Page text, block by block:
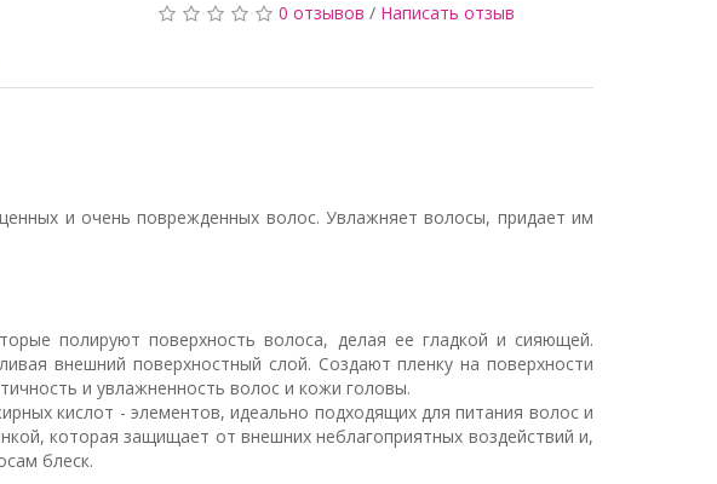
0 отзывов / Написать отзыв
и очень поврежденных волос. Увлажняет волосы, придает им
полируют поверхность волоса, делая ее гладкой и сияющей.
внешний поверхностный слой. Создают пленку на поверхности
и увлажненность волос и кожи головы.
кислот - элементов, идеально подходящих для питания волос и
которая защищает от внешних неблагоприятных воздействий и,
блеск.